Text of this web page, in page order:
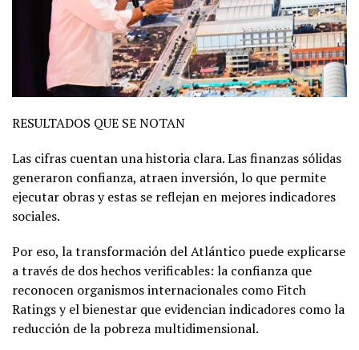
RESULTADOS QUE SE NOTAN
Las cifras cuentan una historia clara. Las finanzas sólidas
generaron confianza, atraen inversión, lo que permite
ejecutar obras y estas se reflejan en mejores indicadores
sociales.
Por eso, la transformación del Atlántico puede explicarse
a través de dos hechos verificables: la confianza que
reconocen organismos internacionales como Fitch
Ratings y el bienestar que evidencian indicadores como la
reducción de la pobreza multidimensional.